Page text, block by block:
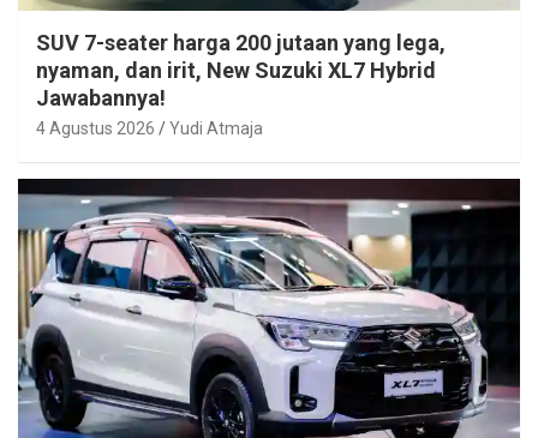
SUV 7-seater harga 200 jutaan yang lega,
nyaman, dan irit, New Suzuki XL7 Hybrid
Jawabannya!
4 Agustus 2026 Yudi Atmaja